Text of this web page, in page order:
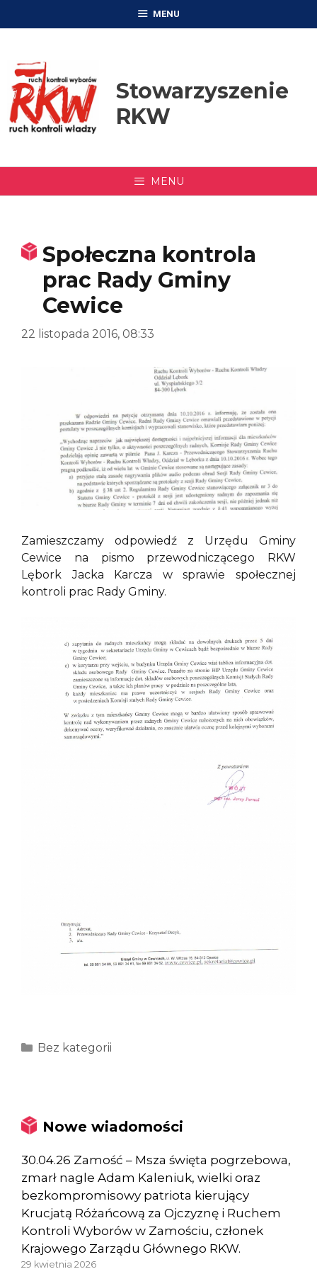
MENU
Stowarzyszenie
RKW
MENU
Społeczna kontrola
prac Rady Gminy
Cewice
22 listopada 2016, 08:33
Zamieszczamy odpowiedź z Urzędu Gminy
Cewice na pismo przewodniczącego RKW
Lębork Jacka Karcza w sprawie społecznej
kontroli prac Rady Gminy.
Kategorie
Bez kategorii
Nowe wiadomości
30.04.26 Zamość – Msza święta pogrzebowa,
zmarł nagle Adam Kaleniuk, wielki oraz
bezkompromisowy patriota kierujący
Krucjatą Różańcową za Ojczyznę i Ruchem
Kontroli Wyborów w Zamościu, członek
Krajowego Zarządu Głównego RKW.
29 kwietnia 2026